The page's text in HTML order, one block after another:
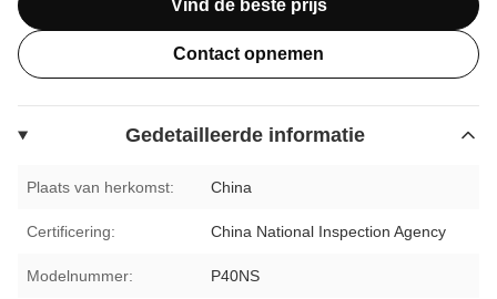
Vind de beste prijs
Contact opnemen
Gedetailleerde informatie
Plaats van herkomst: China
Certificering: China National Inspection Agency
Modelnummer: P40NS